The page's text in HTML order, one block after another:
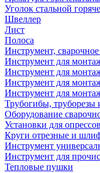
Уголок стальной
Швеллер
Лист
Полоса
Инструмент,
Инструмент для
Инструмент для
Инструмент для
Инструмент для
Трубогибы, труборезы
Оборудование
Установки для
Круги отрезные и
Инструмент
Инструмент для
Тепловые пушки